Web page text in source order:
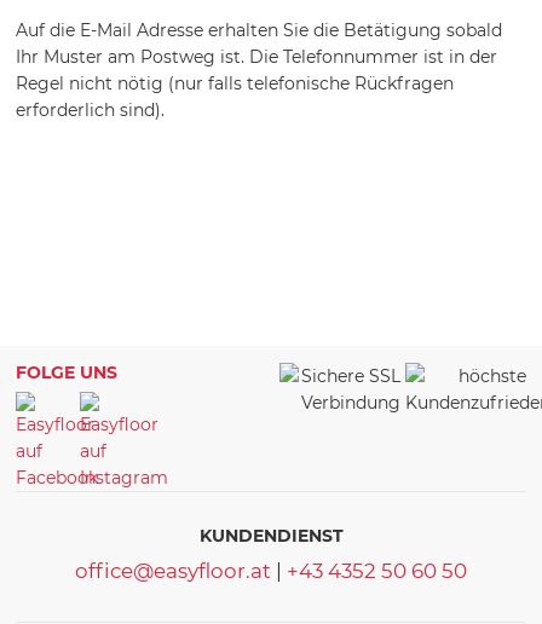
Auf die E-Mail Adresse erhalten Sie die Betätigung sobald
Ihr Muster am Postweg ist. Die Telefonnummer ist in der
Regel nicht nötig (nur falls telefonische Rückfragen
erforderlich sind).
FOLGE UNS
KUNDENDIENST
office@easyfloor.at +43 4352 50 60 50